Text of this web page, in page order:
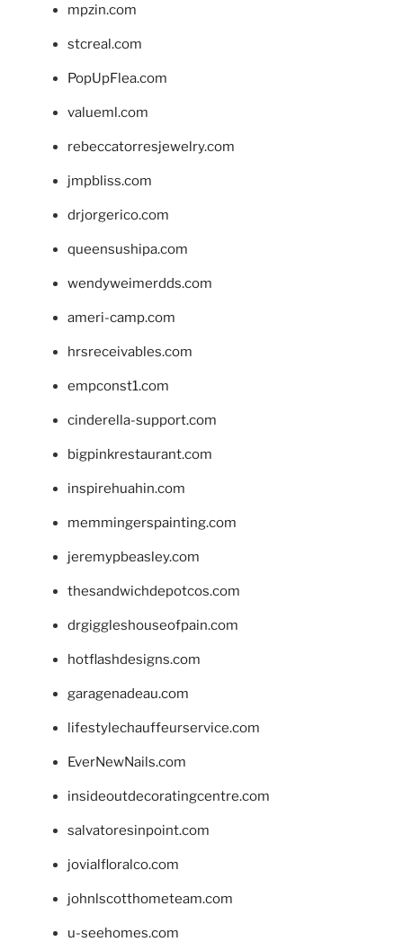
mpzin.com
stcreal.com
PopUpFlea.com
valueml.com
rebeccatorresjewelry.com
jmpbliss.com
drjorgerico.com
queensushipa.com
wendyweimerdds.com
ameri-camp.com
hrsreceivables.com
empconst1.com
cinderella-support.com
bigpinkrestaurant.com
inspirehuahin.com
memmingerspainting.com
jeremypbeasley.com
thesandwichdepotcos.com
drgiggleshouseofpain.com
hotflashdesigns.com
garagenadeau.com
lifestylechauffeurservice.com
EverNewNails.com
insideoutdecoratingcentre.com
salvatoresinpoint.com
jovialfloralco.com
johnlscotthometeam.com
u-seehomes.com